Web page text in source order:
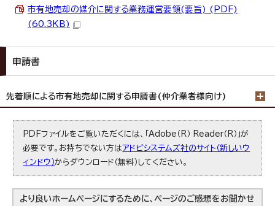
市有地売却の媒介に関する業務運営要領(要旨) (PDF)
(60.3KB)
申請書
先着順による市有地売却に関する申請書(仲介業者様向け)
PDFファイルをご覧いただくには、「Adobe（R） Reader（R）」が
必要です。お持ちでない方は アドビシステムズ社のサイト（新しいウ
ィンドウ）からダウンロード（無料）してください。
より良いホームページにするために、ページのご感想をお聞かせ